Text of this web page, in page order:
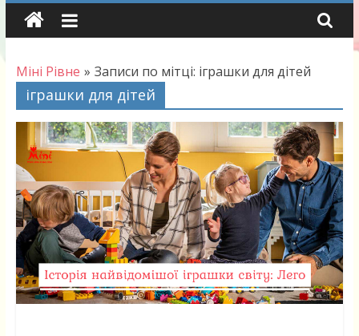
Skip
Міні Рівне » Записи по мітці: іграшки для дітей
іграшки для дітей